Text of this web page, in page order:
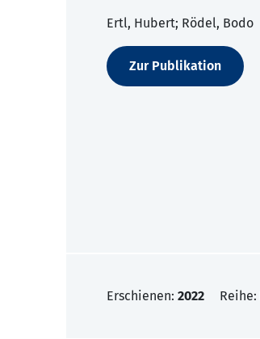
Ertl, Hubert; Rödel, Bodo
Zur Publikation
Erschienen: 2022 Reihe: